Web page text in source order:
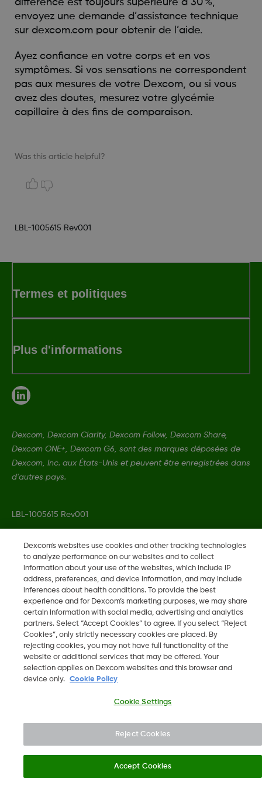
différence est toujours supérieure à 30 %,
envoyez une demande d’assistance technique
sur dexcom.com pour obtenir de l’aide.
Ayez confiance en votre corps et en vos
symptômes. Si vos sensations ne correspondent
pas aux mesures de votre Dexcom, ou si vous
avez des doutes, mesurez votre glycémie
capillaire à des fins de comparaison.
Was this article helpful?
LBL-1005615 Rev001
Termes et politiques
Plus d'informations
Dexcom, Dexcom Clarity, Dexcom Follow, Dexcom Share,
Dexcom ONE+, Dexcom G6, sont des marques déposées de
Dexcom, Inc. aux États-Unis et peuvent être enregistrées dans
d'autres pays.
LBL-1005615 Rev001
2026 Dexcom, Inc. Tous droits réservés.
FR
Changer de région
Dexcom's websites use cookies and other tracking technologies
to analyze performance on our websites and to collect
information about your use of the websites, which include IP
address, preferences, and device information, and may include
inferences about health conditions. To provide the best
experience and for Dexcom’s marketing purposes, we may share
certain information with social media, advertising and analytics
partners. Select “Accept Cookies” to agree. If you select “Reject
Cookies”, only strictly necessary cookies are placed. By
rejecting cookies, you may not have full functionality of the
website or additional services that may be offered. Your
selection applies on Dexcom websites and this browser and
device only.
Cookie Policy
Cookie Settings
Reject Cookies
Accept Cookies